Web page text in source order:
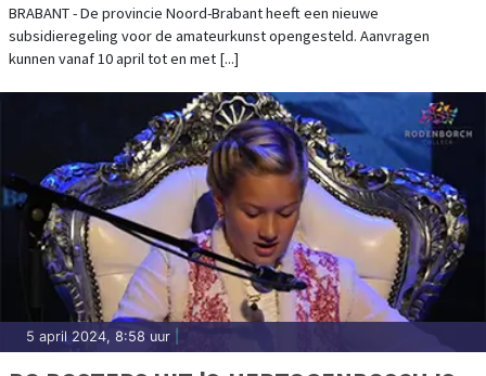
BRABANT - De provincie Noord-Brabant heeft een nieuwe
subsidieregeling voor de amateurkunst opengesteld. Aanvragen
kunnen vanaf 10 april tot en met [...]
5 april 2024, 8:58 uur